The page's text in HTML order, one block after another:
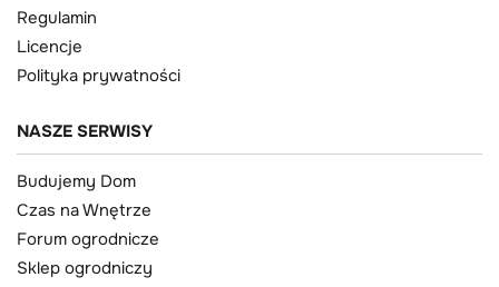
Regulamin
Licencje
Polityka prywatności
NASZE SERWISY
Budujemy Dom
Czas na Wnętrze
Forum ogrodnicze
Sklep ogrodniczy